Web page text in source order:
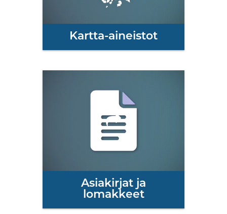
Kartta-aineistot
Asiakirjat ja
lomakkeet